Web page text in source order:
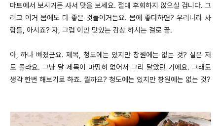
마트에서 보시거든 사서 맛을 보세요. 절대 후회하지 않으실 겁니다. 그
리고 이거 몸에도 다 좋은 것들이거든요. 몸에 좋다하면? 우리나라 사
람들, 아시죠? 자, 그럼 이만 맛있는 감상 하시는 걸로 끝.
아, 하나 빠졌군요. 제목, 청도에는 있지만 창원에는 없는 것? 실은 저
도 몰라요. 그냥 달 제목이 마땅히 없어서 그리 달았던 거에요. 그래도
생각 한번 해보기로 하죠. 뭘까요? 청도에는 있지만 창원에는 없는 것?